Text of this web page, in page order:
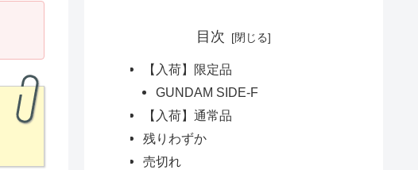
目次
【入荷】限定品
GUNDAM SIDE-F
【入荷】通常品
残りわずか
売切れ